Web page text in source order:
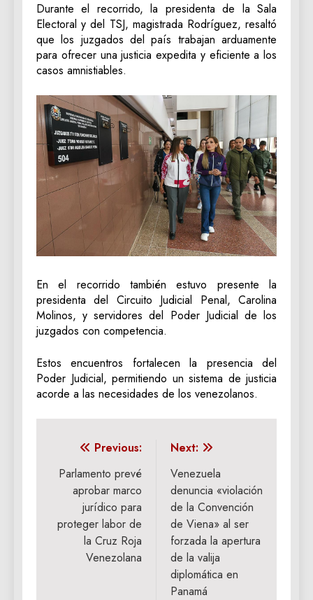
Durante el recorrido, la presidenta de la Sala
Electoral y del TSJ, magistrada Rodríguez, resaltó
que los juzgados del país trabajan arduamente
para ofrecer una justicia expedita y eficiente a los
casos amnistiables.
En el recorrido también estuvo presente la
presidenta del Circuito Judicial Penal, Carolina
Molinos, y servidores del Poder Judicial de los
juzgados con competencia.
Estos encuentros fortalecen la presencia del
Poder Judicial, permitiendo un sistema de justicia
acorde a las necesidades de los venezolanos.
Navegación
de
entradas
Previous:
Parlamento prevé
aprobar marco
jurídico para
proteger labor de
la Cruz Roja
Venezolana
Next:
Venezuela
denuncia «violación
de la Convención
de Viena» al ser
forzada la apertura
de la valija
diplomática en
Panamá